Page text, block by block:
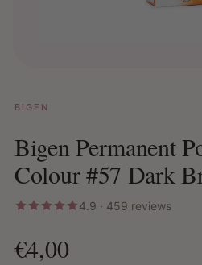
BIGEN
Bigen Permanent
Colour #57 Dark
4.9 · 459 reviews
€4,00